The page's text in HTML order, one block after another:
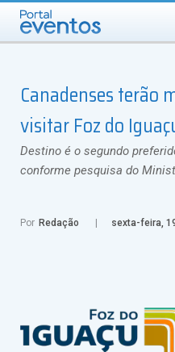
DOMINGO, 9 DE AGOSTO DE
Canadenses terão
visitar Foz do
Destino é o segundo
conforme pesquisa do
Por Redação sexta-feira,